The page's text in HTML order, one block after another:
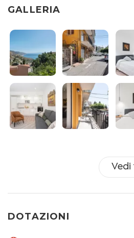
tradizionale e microonde),
- BALCONE con tavolino e sedie;
- CAMERA DA LETTO con letto
cassettiera e guardaroba;
- BAGNO con box doccia,
ULTERIORI SERVIZI A
aria condizionata con pompe
living e in camera da letto), culla
L’intero appartamento è a uso
durante il soggiorno e non ci
Portal e pagare la Tassa di
GALLERIA
Vedi
DOTAZIONI